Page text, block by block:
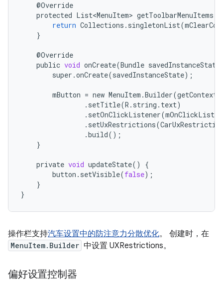
@Override
protected List<MenuItem> getToolbarMenuItems
return Collections . singletonList(
}
@Override
public void onCreate(Bundle savedInstanceState
super .onCreate(savedInstanceState);
mButton = new MenuItem .Builder(getContext
. setTitle(R . string . text)
. setOnClickListener(
. setUxRestrictions(
.build();
}
private void updateState()
{
button . setVisible(false);
}
}
操作栏支持汽车设置中的防注意力分散优化。 创建时，在
MenuItem.Builder 中设置 UXRestrictions。
偏好设置控制器